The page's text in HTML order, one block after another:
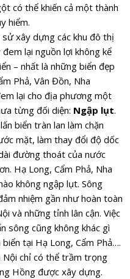
có thể khiến cả một thành
hiểm.
xây dựng các khu đô thị
lại nguồn lợi không kể
– nhất là những biển đẹp
Phả, Vân Đồn, Nha
lại cho địa phương một
từng đối diện: Ngập lụt.
biển tràn lan làm chặn
mặt, làm thay đổi độ dốc
đường thoát của nước
Hạ Long, Cẩm Phả, Nha
không ngập lụt. Sông
nhiệm gần như hoàn toàn
và những tỉnh lân cận. Việc
sông cũng không khác gì
tại Hạ Long, Cẩm Phả….
chỉ có thể trầm trọng
Hồng được xây dựng.